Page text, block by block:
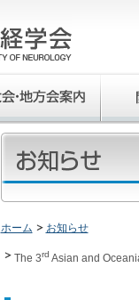
ホーム お知らせ
The 3rd Asian and